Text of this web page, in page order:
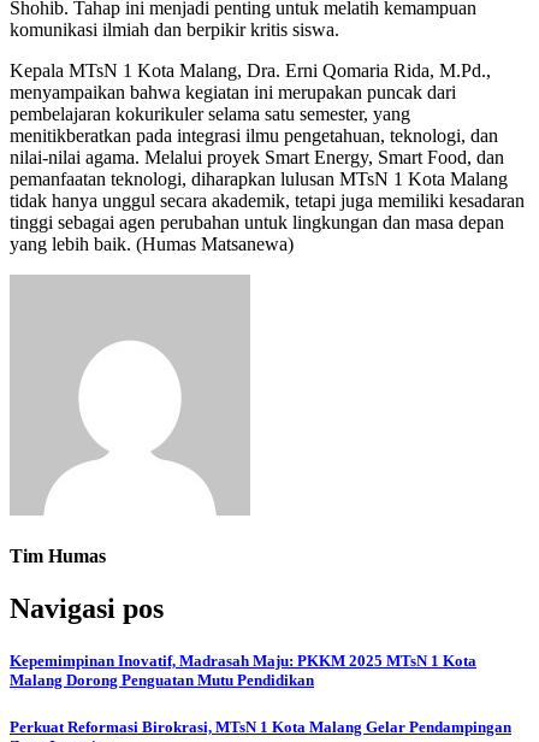
Shohib. Tahap ini menjadi penting untuk melatih kemampuan
komunikasi ilmiah dan berpikir kritis siswa.
Kepala MTsN 1 Kota Malang, Dra. Erni Qomaria Rida, M.Pd.,
menyampaikan bahwa kegiatan ini merupakan puncak dari
pembelajaran kokurikuler selama satu semester, yang
menitikberatkan pada integrasi ilmu pengetahuan, teknologi, dan
nilai-nilai agama. Melalui proyek Smart Energy, Smart Food, dan
pemanfaatan teknologi, diharapkan lulusan MTsN 1 Kota Malang
tidak hanya unggul secara akademik, tetapi juga memiliki kesadaran
tinggi sebagai agen perubahan untuk lingkungan dan masa depan
yang lebih baik. (Humas Matsanewa)
Tim Humas
Navigasi pos
Kepemimpinan Inovatif, Madrasah Maju: PKKM 2025 MTsN 1 Kota
Malang Dorong Penguatan Mutu Pendidikan
Perkuat Reformasi Birokrasi, MTsN 1 Kota Malang Gelar Pendampingan